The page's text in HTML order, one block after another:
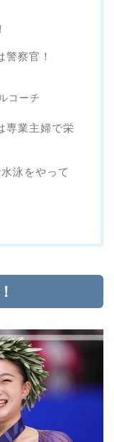
察官！
コーチ
専業主婦で栄
泳をやって